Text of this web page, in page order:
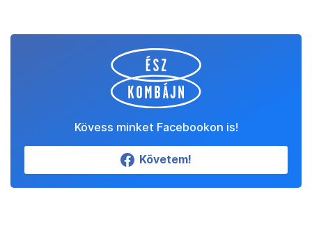
Kövess minket Facebookon is!
Követem!